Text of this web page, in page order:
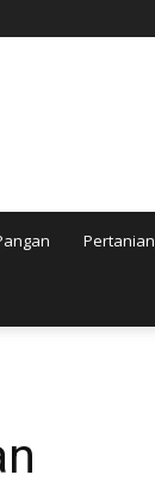
Pertanian